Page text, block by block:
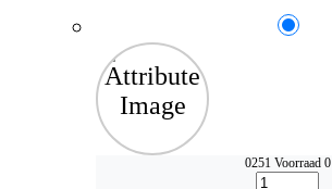
0251 Voorraad 0